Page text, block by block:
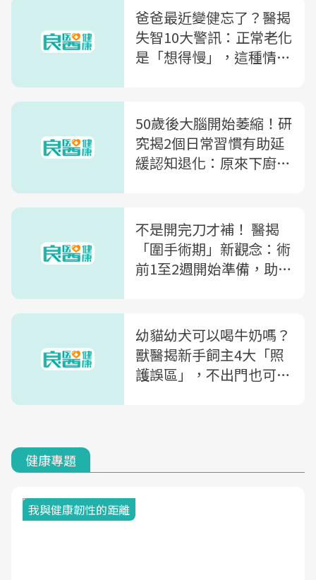
爸爸最近變健忘了？醫揭
失智10大警訊：正常老化
是「想得慢」，這種情況
50歲後大腦開始萎縮！研
究揭2個日常習慣有助延
緩認知退化：原來下廚也
不是開完刀才補！ 醫揭
「圍手術期」新觀念：術
前1至2週開始準備，助降
幼貓幼犬可以喝牛奶嗎？
獸醫揭新手飼主4大「照
護誤區」，不出門也可能
健康專題
我與健康韌性的距離